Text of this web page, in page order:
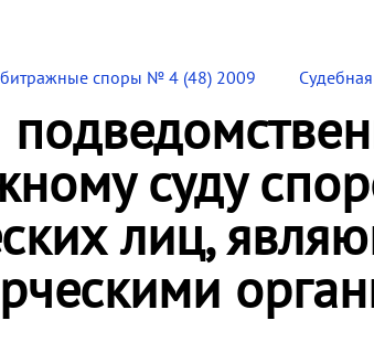
споры № 4 (48) 2009
суду
лиц,